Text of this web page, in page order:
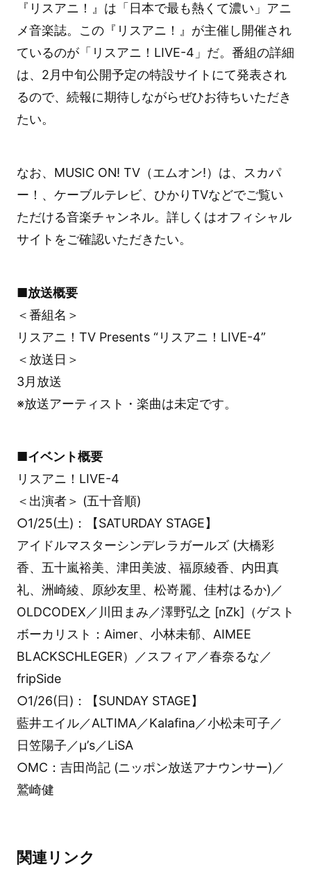
『リスアニ！』は「日本で最も熱くて濃い」アニ
メ音楽誌。この『リスアニ！』が主催し開催され
ているのが「リスアニ！LIVE-4」だ。番組の詳細
は、2月中旬公開予定の特設サイトにて発表され
るので、続報に期待しながらぜひお待ちいただき
たい。
なお、MUSIC ON! TV（エムオン!）は、スカパ
ー！、ケーブルテレビ、ひかりTVなどでご覧い
ただける音楽チャンネル。詳しくはオフィシャル
サイトをご確認いただきたい。
■放送概要
＜番組名＞
リスアニ！TV Presents “リスアニ！LIVE-4”
＜放送日＞
3月放送
※放送アーティスト・楽曲は未定です。
■イベント概要
リスアニ！LIVE-4
＜出演者＞ (五十音順)
○1/25(土)：【SATURDAY STAGE】
アイドルマスターシンデレラガールズ (大橋彩
香、五十嵐裕美、津田美波、福原綾香、内田真
礼、洲崎綾、原紗友里、松嵜麗、佳村はるか)／
OLDCODEX／川田まみ／澤野弘之 [nZk]（ゲスト
ボーカリスト：Aimer、小林未郁、AIMEE
BLACKSCHLEGER）／スフィア／春奈るな／
fripSide
○1/26(日)：【SUNDAY STAGE】
藍井エイル／ALTIMA／Kalafina／小松未可子／
日笠陽子／μ’s／LiSA
○MC：吉田尚記 (ニッポン放送アナウンサー)／
鷲崎健
関連リンク